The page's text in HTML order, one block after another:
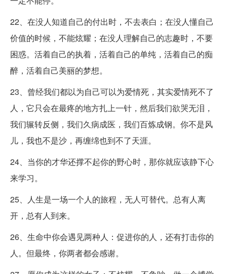
22、在没人知道自己的付出时，不去表白；在没人懂自己
价值的时候，不能炫耀；在没人理解自己的志趣时，不要
困惑。活着自己的执着，活着自己的单纯，活着自己的痴
醉，活着自己美丽的梦想。
23、曾经我们都以为自己可以为爱情死，其实爱情死不了
人，它只会在最疼的地方扎上一针，然后我们欲哭无泪，
我们辗转反侧，我们久病成医，我们百炼成钢。你不是风
儿，我也不是沙，再缠绵也到不了天涯。
24、当你的才华还撑不起你的野心时，那你就应该静下心
来学习。
25、人生是一场一个人的旅程，无人可替代。总有人离
开，总有人到来。
26、生命中你会遇见两种人：促进你的人，还有打击你的
人。但最终，你两者都会感谢。